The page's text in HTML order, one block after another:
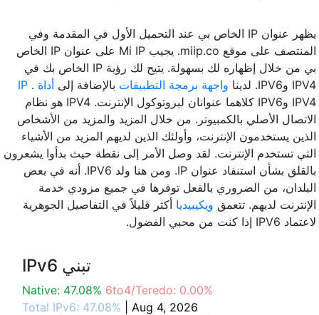
يظهر عنوان IP الخاص بي عند التحميل الأول في المقدمة وفي
المنتصف على موقع miip.co. يجيب Mi IP على عنوان IP الخاص
بي من خلال إظهاره لك بسهولة. يتيح لك رؤية IP الخاص بك في
IPV4 وIPV6. لدينا
واجهة برمجة التطبيقات بالإضافة إلى أداة IP .
IPV4 وIPV6 كلاهما عنوانان لبروتوكول الإنترنت. IPV4 هو نظام
الاتصال الأصلي بالكمبيوتر. من خلال المزيد والمزيد من الأشخاص
الذين يستخدمون الإنترنت، وأولئك الذين لديهم المزيد من الأشياء
التي تستخدم الإنترنت. لقد وصل الأمر إلى نقطة حيث بدأوا يشعرون
بالقلق بشأن استنفاد عنوان IP. ومن هنا ولد IPV6. أنه في بعض
البلدان، من الضروري بالفعل توفرها في جميع مزودي خدمة
الإنترنت لديهم. تتعمق ويكيبيديا أكثر قليلاً في التفاصيل الجوهرية
لاعتماد IPV6 إذا كنت من محبي الفضول.
IPv6 تبني
Native: 47.08% 6to4/Teredo: 0.00%
Total IPv6: 47.08% | Aug 4, 2026